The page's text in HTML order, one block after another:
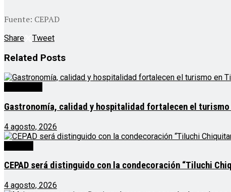
Fuente: CEPAD
Share Tweet
Related Posts
Gastronomía, calidad y hospitalidad fortalecen el turismo
4 agosto, 2026
CEPAD será distinguido con la condecoración “Tiluchi
4 agosto, 2026